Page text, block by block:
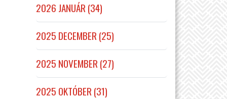
2026 JANUÁR (34)
2025 DECEMBER (25)
2025 NOVEMBER (27)
2025 OKTÓBER (31)